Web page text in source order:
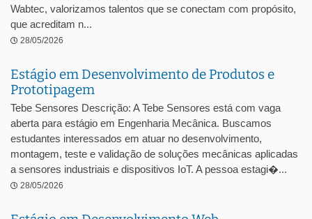
Wabtec, valorizamos talentos que se conectam com propósito,
que acreditam n...
28/05/2026
Estágio em Desenvolvimento de Produtos e
Prototipagem
Tebe Sensores Descrição: A Tebe Sensores está com vaga
aberta para estágio em Engenharia Mecânica. Buscamos
estudantes interessados em atuar no desenvolvimento,
montagem, teste e validação de soluções mecânicas aplicadas
a sensores industriais e dispositivos IoT. A pessoa estagi�...
28/05/2026